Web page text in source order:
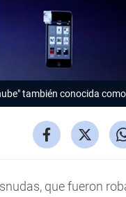
también conocida
que fueron